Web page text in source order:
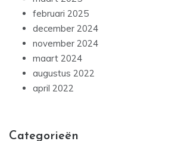
februari 2025
december 2024
november 2024
maart 2024
augustus 2022
april 2022
Categorieën